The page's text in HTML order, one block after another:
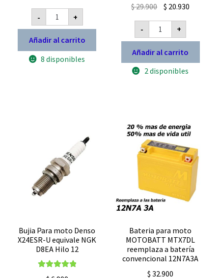
-
Rectificador
Honda
Storm
CB1
125
YAMAHA
XTZ
cantidad
+
Añadir al carrito
8 disponibles
$29.900 El
original
era:
$ 29.900.
$ 20.930
es:
-
CDI
Honda
STORM
125
07/08
Pietcard
2300R
Vmen
cantidad
+
Añadir al carrito
2 disponibles
Bujia Para moto Denso
X24ESR-U equivale NGK
D8EA Hilo 12
Bateria para moto
MOTOBATT MTX7DL
reemplaza a batería
convencional 12N7A3A
$ 32.900